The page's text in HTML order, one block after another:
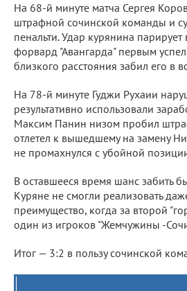
На 68-й минуте матча Сергея
штрафной сочинской команды и
пенальти. Удар курянина
форвард "Авангарда" первым
близкого расстояния забил его в
На 78-й минуте Гуджи Рухаии
результативно использовали
Максим Панин низом пробил
отлетел к вышедшему на замену
не промахнулся с убойной
В оставшееся время шанс забить
Куряне не смогли реализовать
преимущество, когда за второй
один из игроков "Жемчужины -
Итог — 3:2 в пользу сочинской